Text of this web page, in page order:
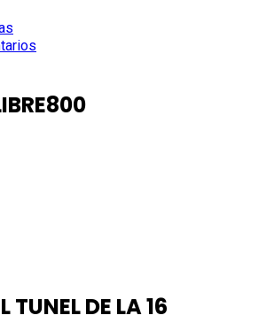
TUNEL DE LA 16